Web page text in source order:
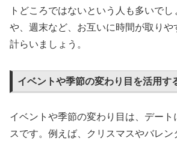
トどころではないという人も多いで
や、週末など、お互いに時間が取りや
計らいましょう。
イベントや季節の変わり目を活用す
イベントや季節の変わり目は、デート
スです。例えば、クリスマスやバレン